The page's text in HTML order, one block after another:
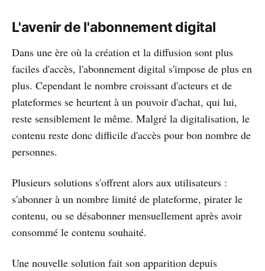
L'avenir de l'abonnement digital
Dans une ère où la création et la diffusion sont plus
faciles d'accès, l'abonnement digital s'impose de plus en
plus. Cependant le nombre croissant d'acteurs et de
plateformes se heurtent à un pouvoir d'achat, qui lui,
reste sensiblement le même. Malgré la digitalisation, le
contenu reste donc difficile d'accès pour bon nombre de
personnes.
Plusieurs solutions s'offrent alors aux utilisateurs :
s'abonner à un nombre limité de plateforme, pirater le
contenu, ou se désabonner mensuellement après avoir
consommé le contenu souhaité.
Une nouvelle solution fait son apparition depuis